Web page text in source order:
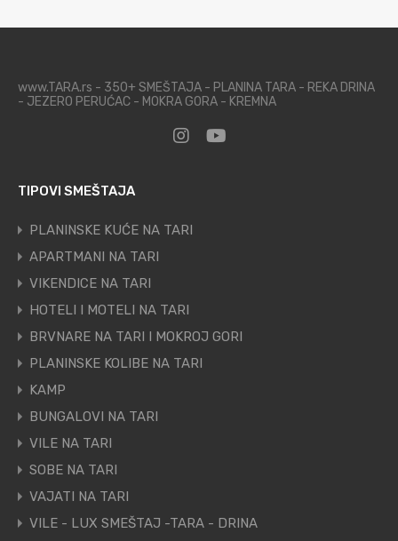
www.TARA.rs - 350+ SMEŠTAJA - PLANINA TARA - REKA DRINA
- JEZERO PERUĆAC - MOKRA GORA - KREMNA
TIPOVI SMEŠTAJA
PLANINSKE KUĆE NA TARI
APARTMANI NA TARI
VIKENDICE NA TARI
HOTELI I MOTELI NA TARI
BRVNARE NA TARI I MOKROJ GORI
PLANINSKE KOLIBE NA TARI
KAMP
BUNGALOVI NA TARI
VILE NA TARI
SOBE NA TARI
VAJATI NA TARI
VILE - LUX SMEŠTAJ -TARA - DRINA